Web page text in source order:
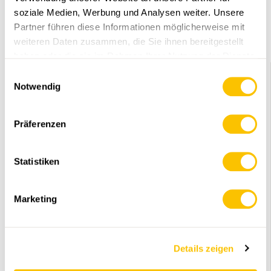
soziale Medien, Werbung und Analysen weiter. Unsere
Partner führen diese Informationen möglicherweise mit
weiteren Daten zusammen, die Sie ihnen bereitgestellt
Notwendig
Präferenzen
Statistiken
Marketing
Details zeigen